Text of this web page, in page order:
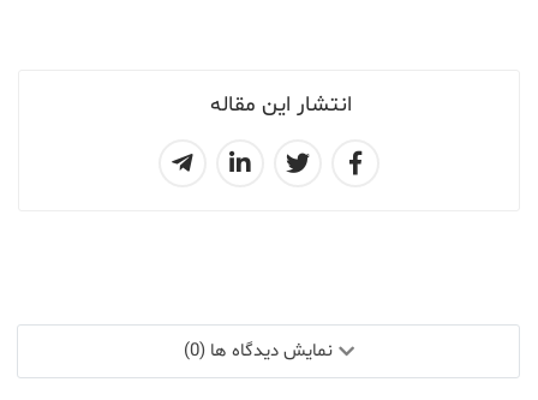
انتشار این مقاله
نمایش دیدگاه ها (0)